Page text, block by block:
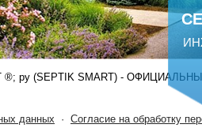
ру (SEPTIK SMART) -
данных · Согласие на обработку
ОНЛАЙН!